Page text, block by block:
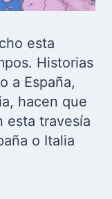
esta
Historias
a España,
hacen que
esta travesía
o Italia